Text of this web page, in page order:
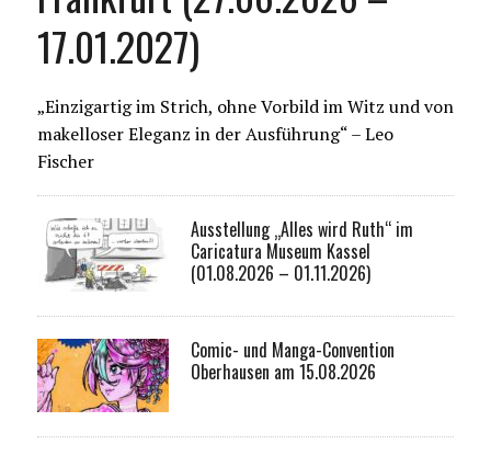
17.01.2027)
„Einzigartig im Strich, ohne Vorbild im Witz und von
makelloser Eleganz in der Ausführung“ – Leo
Fischer
Ausstellung „Alles wird Ruth“ im
Caricatura Museum Kassel
(01.08.2026 – 01.11.2026)
Comic- und Manga-Convention
Oberhausen am 15.08.2026